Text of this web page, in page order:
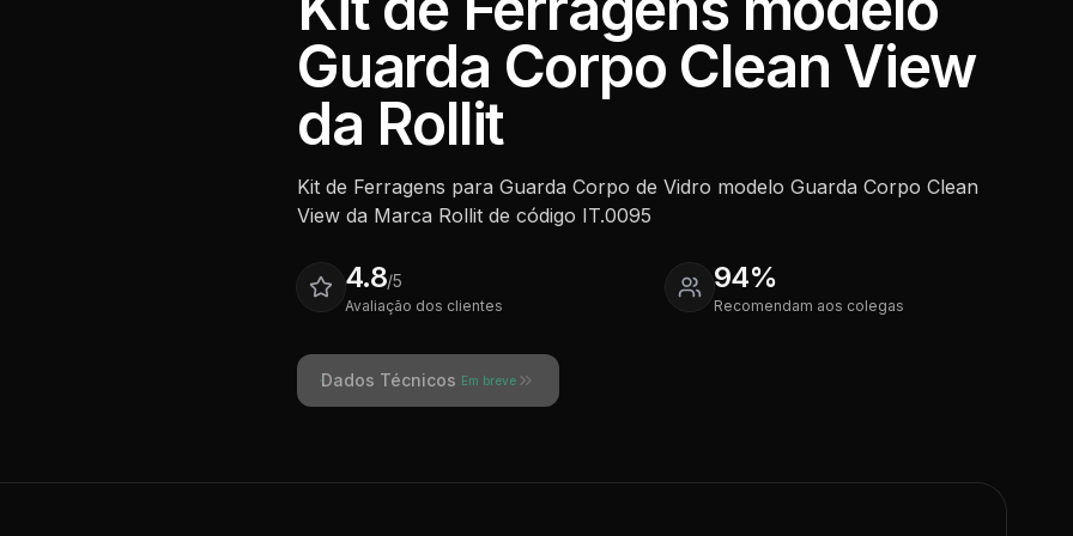
Guarda Corpo Clean View
da Rollit
Kit de Ferragens para Guarda Corpo de Vidro modelo Guarda Corpo Clean
View da Marca Rollit de código IT.0095
4.8/5
Avaliação dos clientes
94%
Recomendam aos colegas
Dados Técnicos Em breve